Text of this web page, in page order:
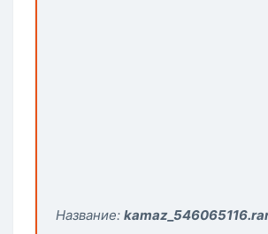
Название: